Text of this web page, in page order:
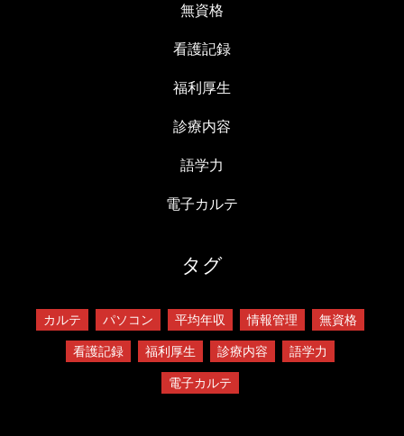
無資格
看護記録
福利厚生
診療内容
語学力
電子カルテ
タグ
カルテ パソコン 平均年収 情報管理
無資格
看護記録
福利厚生 診療内容
語学力
電子カルテ